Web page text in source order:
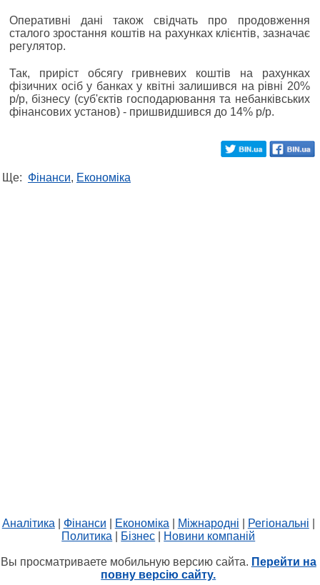
Оперативні дані також свідчать про продовження
сталого зростання коштів на рахунках клієнтів, зазначає
регулятор.
Так, приріст обсягу гривневих коштів на рахунках
фізичних осіб у банках у квітні залишився на рівні 20%
р/р, бізнесу (суб'єктів господарювання та небанківських
фінансових установ) - пришвидшився до 14% р/р.
Ще: Фінанси, Економіка
Аналітика Фінанси Економіка Міжнародні Регіональні
Политика
Бізнес Новини компаній
Вы просматриваете мобильную версию сайта. Перейти на
повну версію сайту.